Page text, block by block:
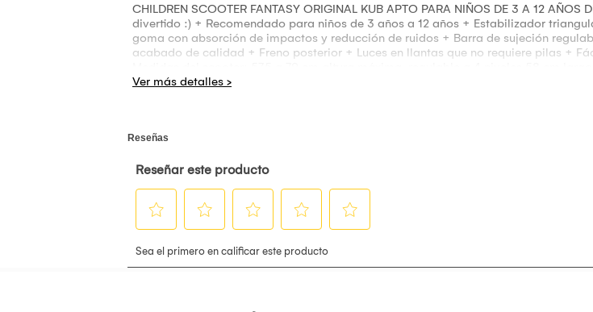
CHILDREN SCOOTER FANTASY ORIGINAL KUB APTO PARA NIÑOS DE 3 A 12
divertido :) + Recomendado para niños de 3 años a 12 años + Estabilizador
goma con absorción de impactos y reducción de ruidos + Barra de sujeción
acabado de calidad + Freno posterior + Luces en llantas que no requiere pilas +